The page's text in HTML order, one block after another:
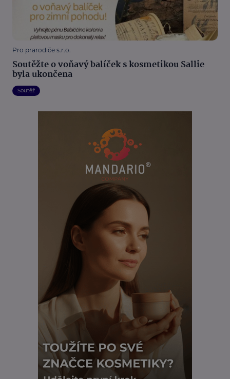
Pro prarodiče s.r.o.
Soutěžte o voňavý balíček s kosmetikou Sallie
byla ukončena
Soutěž